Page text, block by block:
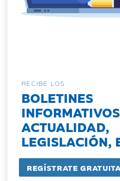
RECIBE LOS
BOLETINES
ACTUALIDAD,
LEGISLACIÓN,